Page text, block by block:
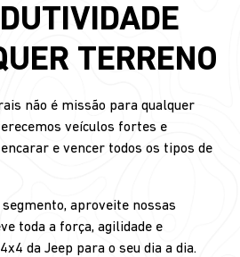
TERRENO
não é missão para qualquer
veículos fortes e
e vencer todos os tipos de
aproveite nossas
toda a força, agilidade e
da Jeep para o seu dia a dia.